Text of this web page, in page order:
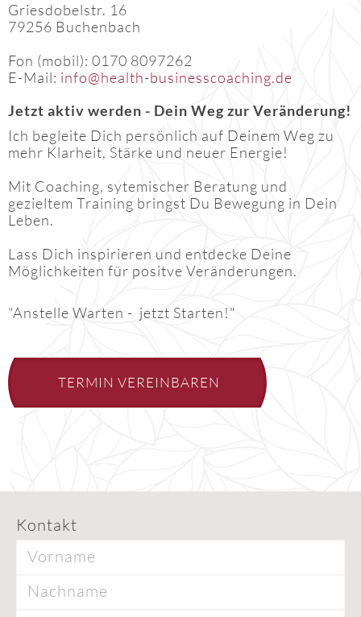
Griesdobelstr. 16
79256 Buchenbach
Fon (mobil): 0170 8097262
E-Mail: info@health-businesscoaching.de
Jetzt aktiv werden - Dein Weg zur Veränderung!
Ich begleite Dich persönlich auf Deinem Weg zu
mehr Klarheit, Stärke und neuer Energie!
Mit Coaching, sytemischer Beratung und
gezieltem Training bringst Du Bewegung in Dein
Leben.
Lass Dich inspirieren und entdecke Deine
Möglichkeiten für positve Veränderungen.
"Anstelle Warten - jetzt Starten!"
TERMIN VEREINBAREN
Kontakt